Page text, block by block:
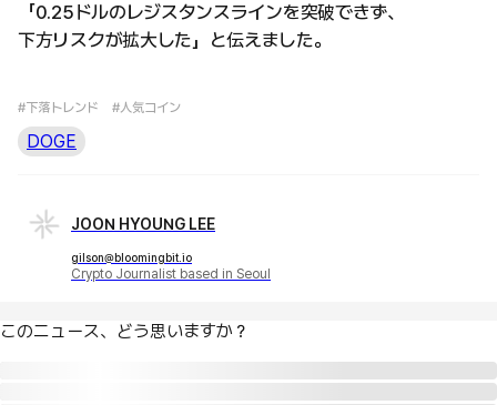
「0.25ドルのレジスタンスラインを突破できず、
下方リスクが拡大した」と伝えました。
#下落トレンド #人気コイン
DOGE
JOON HYOUNG LEE
gilson@bloomingbit.io
Crypto Journalist based in Seoul
このニュース、どう思いますか？